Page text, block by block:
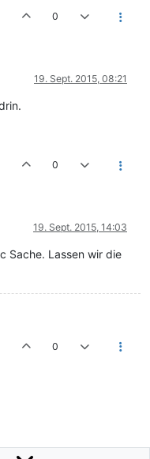
0
19. Sept. 2015, 08:21
0
19. Sept. 2015, 14:03
Sache. Lassen wir die
0